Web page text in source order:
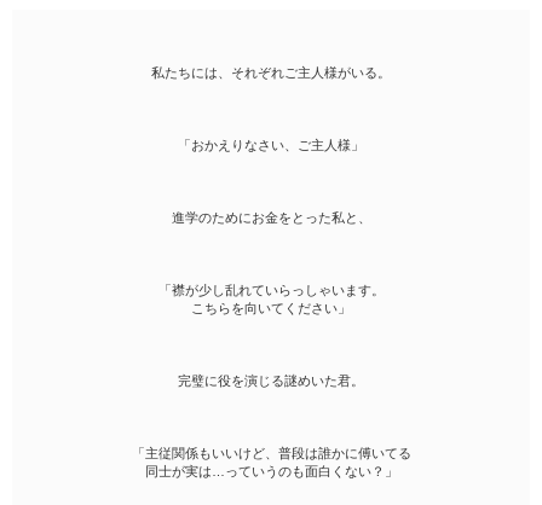
私たちには、それぞれご主人様がいる。
「おかえりなさい、ご主人様」
進学のためにお金をとった私と、
「襟が少し乱れていらっしゃいます。
こちらを向いてください」
完璧に役を演じる謎めいた君。
「主従関係もいいけど、普段は誰かに傅いてる
同士が実は…っていうのも面白くない？」